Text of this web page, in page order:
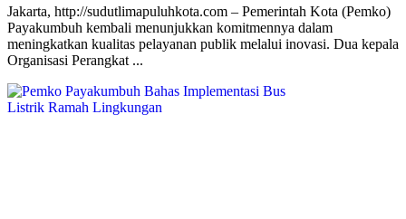
Jakarta, http://sudutlimapuluhkota.com – Pemerintah Kota (Pemko)
Payakumbuh kembali menunjukkan komitmennya dalam
meningkatkan kualitas pelayanan publik melalui inovasi. Dua kepala
Organisasi Perangkat ...